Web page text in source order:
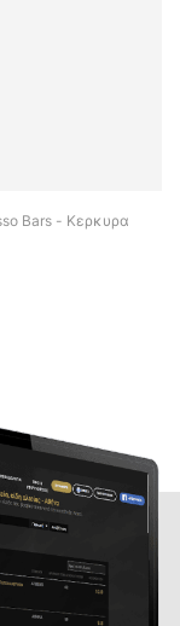
Bars - Κερκυρα